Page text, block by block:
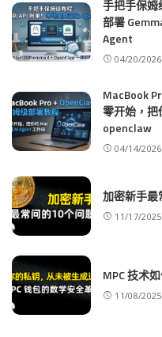
手把手保姆
部署
Agent
04/20/2026
MacBook
零开始，把
openclaw
04/14/2026
加密新手最
11/17/2025
MPC 技术
11/08/2025